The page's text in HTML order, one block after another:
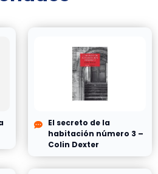
El secreto de la
habitación número 3 –
Colin Dexter